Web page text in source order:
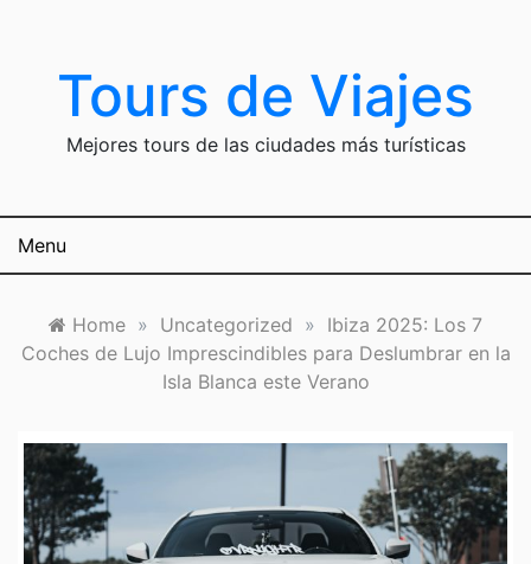
contentTours de Viajes
Mejores tours de las ciudades más turísticas
Menu
Home » Uncategorized » Ibiza 2025: Los 7
Coches de Lujo Imprescindibles para Deslumbrar en la
Isla Blanca este Verano